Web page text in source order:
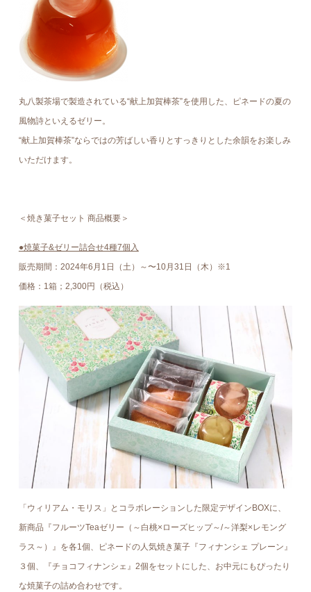
丸八製茶場で製造されている“献上加賀棒茶”を使用した、ピネードの夏の
風物詩といえるゼリー。
“献上加賀棒茶”ならではの芳ばしい香りとすっきりとした余韻をお楽しみ
いただけます。
＜焼き菓子セット 商品概要＞
●焼菓子&ゼリー詰合せ4種7個入
販売期間：2024年6⽉1⽇（土）～〜10月31日（木）※1
価格：1箱；2,300円（税込）
「ウィリアム・モリス」とコラボレーションした限定デザインBOXに、
新商品『フルーツTeaゼリー（～白桃×ローズヒップ～/～洋梨×レモング
ラス～）』を各1個、ピネードの人気焼き菓子『フィナンシェ プレーン』
３個、『チョコフィナンシェ』2個をセットにした、お中元にもぴったり
な焼菓子の詰め合わせです。